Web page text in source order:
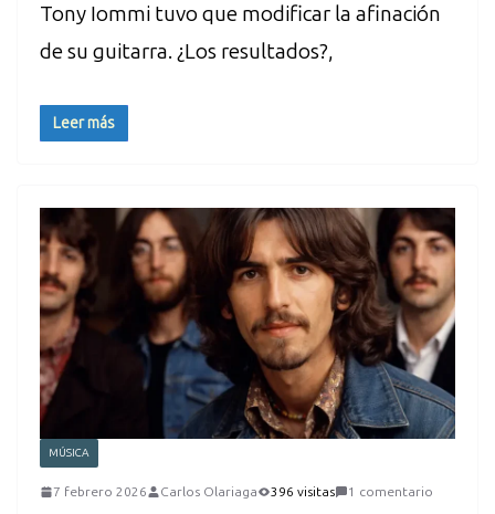
Tony Iommi tuvo que modificar la afinación
de su guitarra. ¿Los resultados?,
Leer más
MÚSICA
7 febrero 2026 Carlos Olariaga 396 visitas 1 comentario